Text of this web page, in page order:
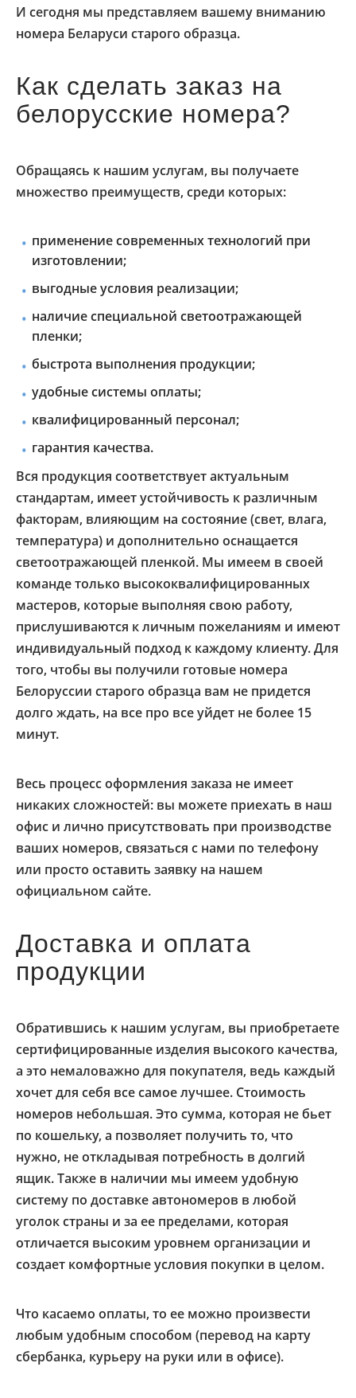
И сегодня мы представляем вашему вниманию
номера Беларуси старого образца.
Как сделать заказ на
белорусские номера?
Обращаясь к нашим услугам, вы получаете
множество преимуществ, среди которых:
применение современных технологий при
изготовлении;
выгодные условия реализации;
наличие специальной светоотражающей
пленки;
быстрота выполнения продукции;
удобные системы оплаты;
квалифицированный персонал;
гарантия качества.
Вся продукция соответствует актуальным
стандартам, имеет устойчивость к различным
факторам, влияющим на состояние (свет, влага,
температура) и дополнительно оснащается
светоотражающей пленкой. Мы имеем в своей
команде только высококвалифицированных
мастеров, которые выполняя свою работу,
прислушиваются к личным пожеланиям и имеют
индивидуальный подход к каждому клиенту. Для
того, чтобы вы получили готовые номера
Белоруссии старого образца вам не придется
долго ждать, на все про все уйдет не более 15
минут.
Весь процесс оформления заказа не имеет
никаких сложностей: вы можете приехать в наш
офис и лично присутствовать при производстве
ваших номеров, связаться с нами по телефону
или просто оставить заявку на нашем
официальном сайте.
Доставка и оплата
продукции
Обратившись к нашим услугам, вы приобретаете
сертифицированные изделия высокого качества,
а это немаловажно для покупателя, ведь каждый
хочет для себя все самое лучшее. Стоимость
номеров небольшая. Это сумма, которая не бьет
по кошельку, а позволяет получить то, что
нужно, не откладывая потребность в долгий
ящик. Также в наличии мы имеем удобную
систему по доставке автономеров в любой
уголок страны и за ее пределами, которая
отличается высоким уровнем организации и
создает комфортные условия покупки в целом.
Что касаемо оплаты, то ее можно произвести
любым удобным способом (перевод на карту
сбербанка, курьеру на руки или в офисе).